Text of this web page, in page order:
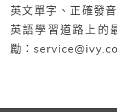
英文單字、正確發
英語學習道路上的
勵：